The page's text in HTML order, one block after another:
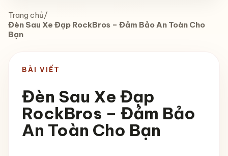
Trang chủ/
Đèn Sau Xe Đạp RockBros – Đảm Bảo An Toàn Cho
Bạn
BÀI VIẾT
Đèn Sau Xe Đạp
RockBros – Đảm Bảo
An Toàn Cho Bạn